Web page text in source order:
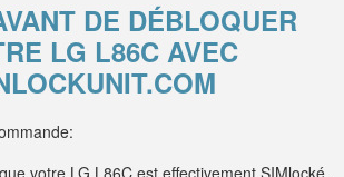
DE DÉBLOQUER
LG L86C AVEC
votre LG L86C est effectivement SIMlocké.